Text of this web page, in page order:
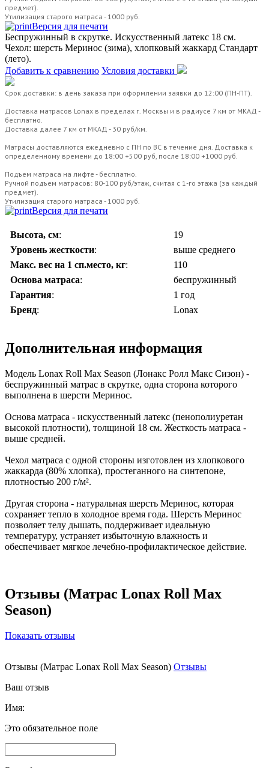
предмет).
Утилизация старого матраса - 1000 руб.
Версия для печати
Беспружинный в скрутке. Искусственный латекс 18 см.
Чехол: шерсть Меринос (зима), хлопковый жаккард Стандарт
(лето).
Добавить к сравнению Условия доставки
Срок доставки: в день заказа при оформлении заявки до 12:00 (ПН-ПТ).
Доставка матрасов Lonax в пределах г. Москвы и в радиусе 7 км от МКАД -
бесплатно.
Доставка далее 7 км от МКАД - 30 руб/км.
Матрасы доставляются ежедневно с ПН по ВС в течение дня. Доставка к
определенному времени до 18:00 +500 руб, после 18:00 +1000 руб.
Подъем матраса на лифте - бесплатно.
Ручной подъем матрасов: 80-100 руб/этаж, считая с 1-го этажа (за каждый
предмет).
Утилизация старого матраса - 1000 руб.
Версия для печати
Высота, см:
19
Уровень жесткости:
выше среднего
Макс. вес на 1 сп.место, кг:
110
Основа матраса:
беспружинный
Гарантия:
1 год
Бренд: Lonax
Дополнительная информация
Модель Lonax Roll Max Season (Лонакс Ролл Макс Сизон) -
беспружинный матрас в скрутке, одна сторона которого
выполнена в шерсти Меринос.
Основа матраса - искусственный латекс (пенополиуретан
высокой плотности), толщиной 18 см. Жесткость матраса -
выше средней.
Чехол матраса с одной стороны изготовлен из хлопкового
жаккарда (80% хлопка), простеганного на синтепоне,
плотностью 200 г/м².
Другая сторона - натуральная шерсть Меринос, которая
сохраняет тепло в холодное время года. Шерсть Меринос
позволяет телу дышать, поддерживает идеальную
температуру, устраняет избыточную влажность и
обеспечивает мягкое лечебно-профилактическое действие.
Отзывы (Матрас Lonax Roll Max
Season)
Показать отзывы
Отзывы (Матрас Lonax Roll Max Season) Отзывы
Ваш отзыв
Имя:
Это обязательное поле